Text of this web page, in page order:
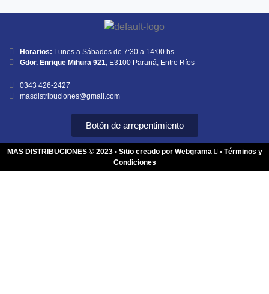
Horarios: Lunes a Sábados de 7:30 a 14:00 hs
Gdor. Enrique Mihura 921, E3100 Paraná, Entre Ríos
0343 426-2427
masdistribuciones@gmail.com
Botón de arrepentimiento
MAS DISTRIBUCIONES © 2023 • Sitio creado por Webgrama • Términos y
Condiciones